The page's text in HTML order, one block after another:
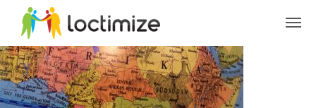
Skip to main content